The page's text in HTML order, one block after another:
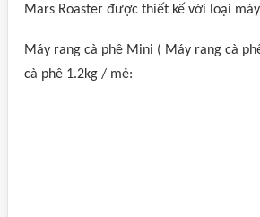
Mars Roaster được thiết kế với loại
Máy rang cà phê Mini ( Máy rang cà
cà phê 1.2kg / mẻ: